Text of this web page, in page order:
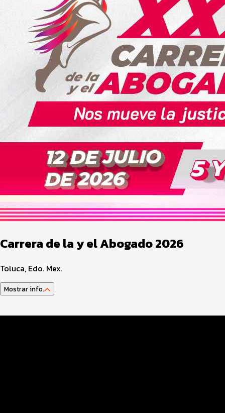
Carrera de la y el Abogado 2026
Toluca, Edo. Mex.
Mostrar info.